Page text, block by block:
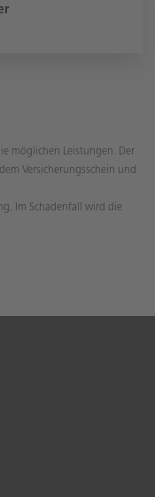
möglichen Leistungen. Der
Versicherungsschein und
Im Schadenfall wird die